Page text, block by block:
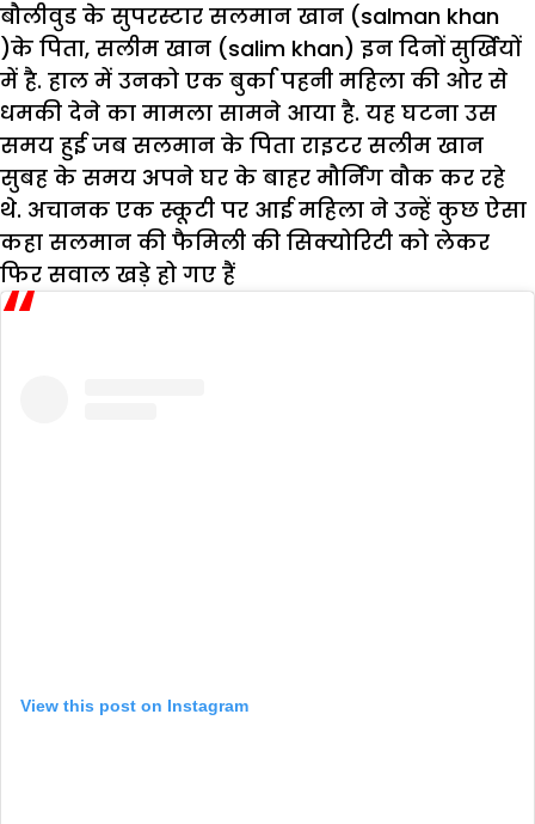
बौलीवुड के सुपरस्टार सलमान खान (salman khan
)के पिता, सलीम खान (salim khan) इन दिनों सुर्खियों
में है. हाल में उनको एक बुर्का पहनी महिला की ओर से
धमकी देने का मामला सामने आया है. यह घटना उस
समय हुई जब सलमान के पिता राइटर सलीम खान
सुबह के समय अपने घर के बाहर मौर्निंग वौक कर रहे
थे. अचानक एक स्कूटी पर आई महिला ने उन्हें कुछ ऐसा
कहा सलमान की फैमिली की सिक्योरिटी को लेकर
फिर सवाल खड़े हो गए हैं
View this post on Instagram